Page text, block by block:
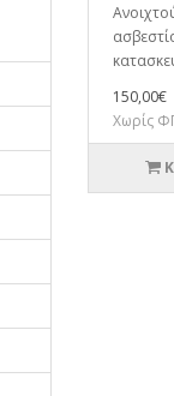
150,00€
Χωρίς